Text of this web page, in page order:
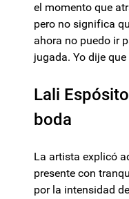
el momento que
pero no significa
ahora no puedo ir
jugada. Yo dije que
Lali
boda
La artista explicó
presente con
por la intensidad